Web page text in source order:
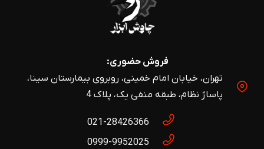
فروش حضوری:
تهران، خیابان امام خمینی، روبروی بیمارستان سینا،
پاساژ نظام، طبقه منفی یک، پلاک 4
021-28426366
0999-9952025